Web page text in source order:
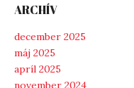
ARCHÍV
december 2025
máj 2025
apríl 2025
november 2024